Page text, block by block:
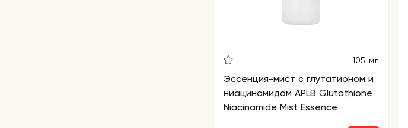
105 мл
Эссенция-мист с глутатионом и
ниацинамидом APLB Glutathione
Niacinamide Mist Essence